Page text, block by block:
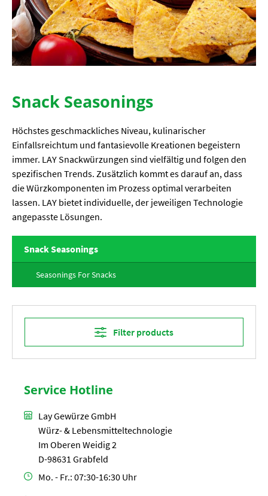
Snack Seasonings
Höchstes geschmackliches Niveau, kulinarischer
Einfallsreichtum und fantasievolle Kreationen begeistern
immer. LAY Snackwürzungen sind vielfältig und folgen den
spezifischen Trends. Zusätzlich kommt es darauf an, dass
die Würzkomponenten im Prozess optimal verarbeiten
lassen. LAY bietet individuelle, der jeweiligen Technologie
angepasste Lösungen.
Snack Seasonings
Seasonings For Snacks
Filter products
Service Hotline
Lay Gewürze GmbH
Würz- & Lebensmitteltechnologie
Im Oberen Weidig 2
D-98631 Grabfeld
Mo. - Fr.: 07:30-16:30 Uhr